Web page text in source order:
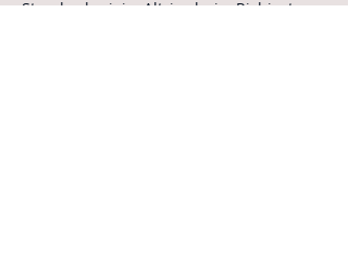
Standard grigio. Altri colori a Richiesta